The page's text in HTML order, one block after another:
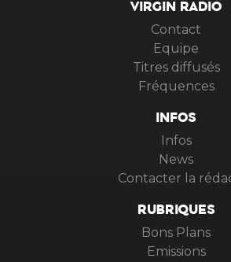
VIRGIN RADIO
Contact
Equipe
Titres diffusés
Fréquences
INFOS
Infos
News
Contacter la
RUBRIQUES
Bons Plans
Emissions